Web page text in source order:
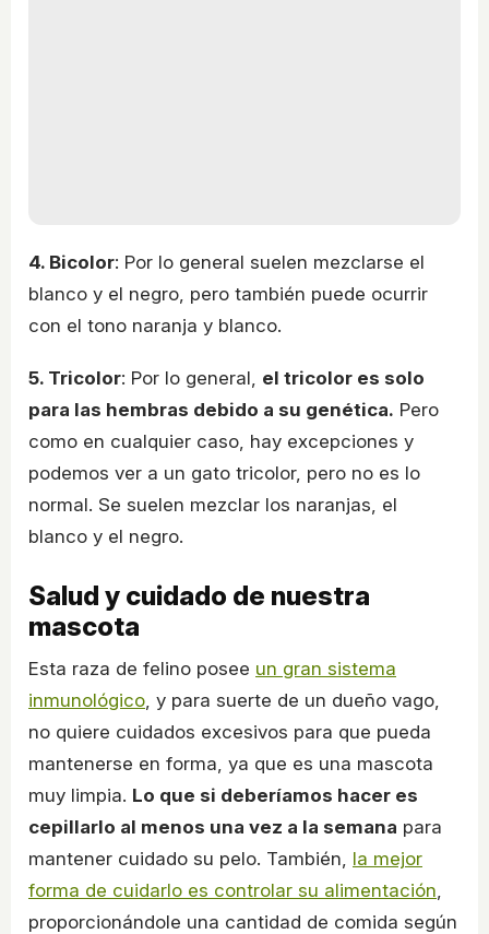
4. Bicolor: Por lo general suelen mezclarse el
blanco y el negro, pero también puede ocurrir
con el tono naranja y blanco.
5. Tricolor: Por lo general, el tricolor es solo
para las hembras debido a su genética. Pero
como en cualquier caso, hay excepciones y
podemos ver a un gato tricolor, pero no es lo
normal. Se suelen mezclar los naranjas, el
blanco y el negro.
Salud y cuidado de nuestra
mascota
Esta raza de felino posee un gran sistema
inmunológico , y para suerte de un dueño vago,
no quiere cuidados excesivos para que pueda
mantenerse en forma, ya que es una mascota
muy limpia. Lo que si deberíamos hacer es
cepillarlo al menos una vez a la semana para
mantener cuidado su pelo. También, la mejor
forma de cuidarlo es controlar su alimentación
proporcionándole una cantidad de comida según